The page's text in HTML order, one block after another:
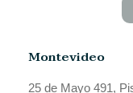
Montevideo
25 de Mayo 491,